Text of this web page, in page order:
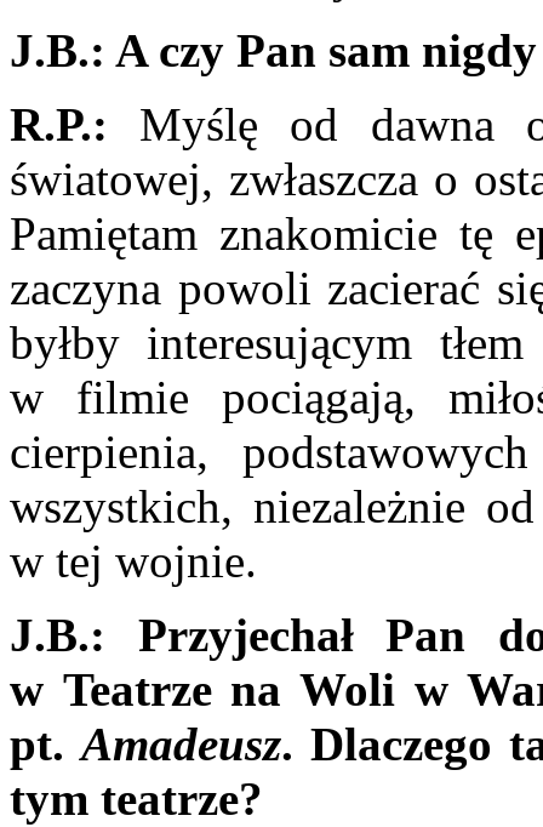
J.B.: A czy Pan sam
R.P.: Myślę od dawna
światowej, zwłaszcza o
Pamiętam znakomicie tę
zaczyna powoli zacierać
byłby interesującym
w filmie pociągają,
cierpienia,
wszystkich, niezależnie
w tej wojnie.
J.B.:
Przyjechał Pan
w Teatrze na Woli w
pt.Amadeusz. Dla­czego
tym teatrze?